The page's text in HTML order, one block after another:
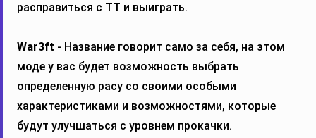
расправиться с ТТ и выиграть.
War3ft - Название говорит само за себя, на этом
моде у вас будет возможность выбрать
определенную расу со своими особыми
характеристиками и возможностями, которые
будут улучшаться с уровнем прокачки.